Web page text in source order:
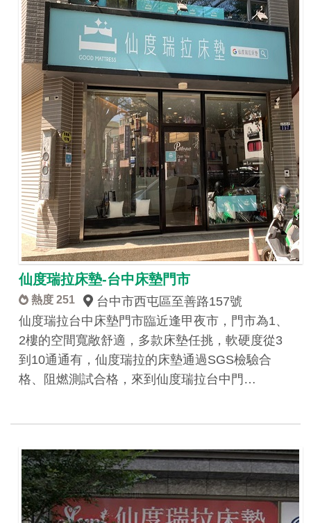
仙度瑞拉床墊-台中床墊門市
熱度 251
台中市西屯區至善路157號
仙度瑞拉台中床墊門市臨近逢甲夜市，門市為1、
2樓的空間寬敞舒適，多款床墊任挑，軟硬度從3
到10通通有，仙度瑞拉的床墊通過SGS檢驗合
格、阻燃測試合格，來到仙度瑞拉台中門…